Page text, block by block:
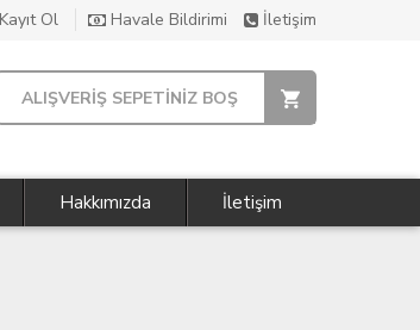
Kayıt Ol Havale Bildirimi İletişim
ALIŞVERİŞ SEPETİNİZ BOŞ
Hakkımızda İletişim